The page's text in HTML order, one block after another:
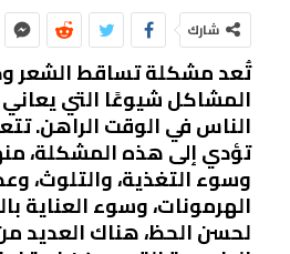
شارك
تُعد مشكلة تساقط الشعر
المشاكل شيوعًا التي
الناس في الوقت الراهن.
تؤدي إلى هذه المشكلة،
وسوء التغذية، والتلوث،
الهرمونات، وسوء العناية
لحسن الحظ، هناك العديد